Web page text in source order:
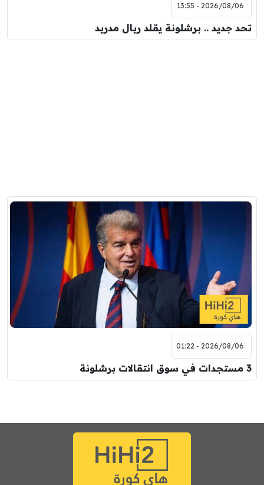
2026/08/06 - 13:55
تحد جديد .. برشلونة يقلد ريال مدريد
2026/08/06 - 01:22
3 مستجدات في سوق انتقالات برشلونة